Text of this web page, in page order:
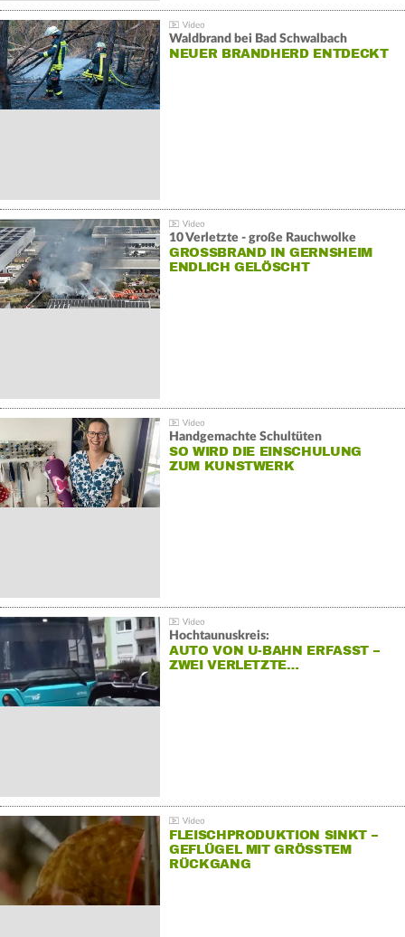
Waldbrand bei Bad Schwalbach
NEUER BRANDHERD ENTDECKT
10 Verletzte - große Rauchwolke
GROSSBRAND IN GERNSHEIM E
NDLICH GELÖSCHT
Handgemachte Schultüten
SO WIRD DIE EINSCHULUNG
ZUM KUNSTWERK
Hochtaunuskreis:
AUTO VON U-BAHN ERFASST –
ZWEI VERLETZTE…
FLEISCHPRODUKTION SINKT –
GEFLÜGEL MIT GRÖSSTEM R
ÜCKGANG